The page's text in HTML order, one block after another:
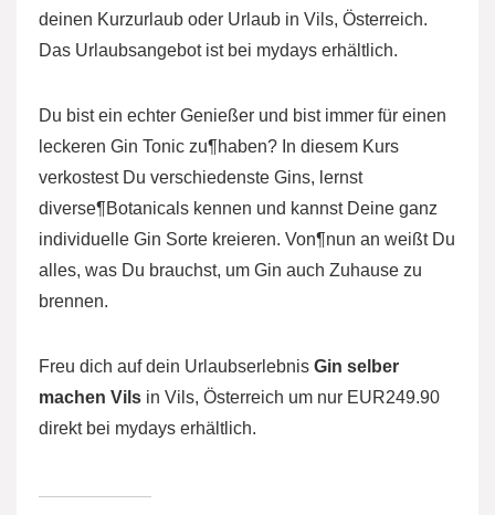
deinen Kurzurlaub oder Urlaub in Vils, Österreich.
Das Urlaubsangebot ist bei mydays erhältlich.
Du bist ein echter Genießer und bist immer für einen
leckeren Gin Tonic zu¶haben? In diesem Kurs
verkostest Du verschiedenste Gins, lernst
diverse¶Botanicals kennen und kannst Deine ganz
individuelle Gin Sorte kreieren. Von¶nun an weißt Du
alles, was Du brauchst, um Gin auch Zuhause zu
brennen.
Freu dich auf dein Urlaubserlebnis Gin selber
machen Vils in Vils, Österreich um nur EUR249.90
direkt bei mydays erhältlich.